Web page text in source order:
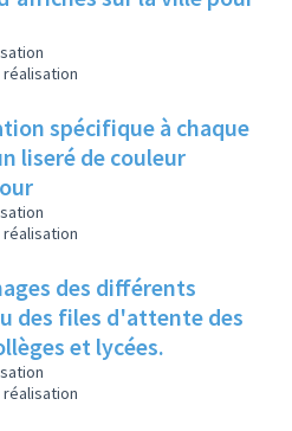
spécifique à chaque
liseré de couleur
des différents
des files d'attente des
et lycées.